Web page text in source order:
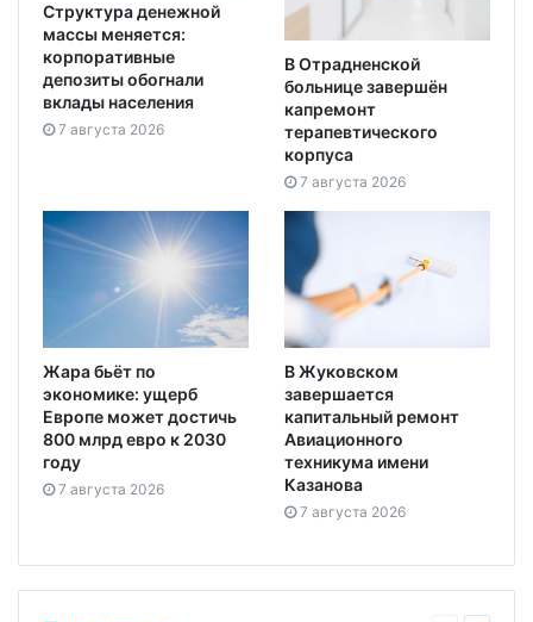
Структура денежной
массы меняется:
корпоративные
депозиты обогнали
вклады населения
7 августа 2026
В Отрадненской
больнице завершён
капремонт
терапевтического
корпуса
7 августа 2026
Жара бьёт по
экономике: ущерб
Европе может достичь
800 млрд евро к 2030
году
7 августа 2026
В Жуковском
завершается
капитальный ремонт
Авиационного
техникума имени
Казанова
7 августа 2026